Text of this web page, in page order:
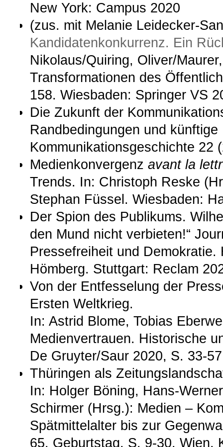
New York: Campus 2020
(zus. mit Melanie Leidecker-
Kandidatenkonkurrenz. Ein
Nikolaus/Quiring, Oliver/
Transformationen des
158. Wiesbaden: Springer VS
Die Zukunft der
Randbedingungen und
Kommunikationsgeschichte 22
Medienkonvergenz avant la
Trends. In: Christoph Reske
Stephan Füssel. Wiesbaden:
Der Spion des Publikums.
den Mund nicht verbieten!“
Pressefreiheit und
Hömberg. Stuttgart: Reclam
Von der Entfesselung der
Ersten Weltkrieg.
In: Astrid Blome, Tobias
Medienvertrauen. Historische
De Gruyter/Saur 2020, S. 33-
Thüringen als
In: Holger Böning, Hans-
Schirmer (Hrsg.): Medien –
Spätmittelalter bis zur
65. Geburtstag, S. 9-30. Wien,